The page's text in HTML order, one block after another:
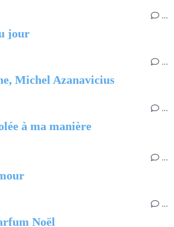
…
jour
…
Michel Azanavicius
…
à ma manière
…
…
Noël